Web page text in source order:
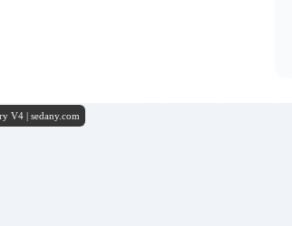
V4 | sedany.com